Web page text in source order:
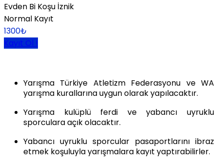
Evden Bi Koşu İznik
Normal Kayıt
1300₺
Kayıt Ol !
Yarışma Türkiye Atletizm Federasyonu ve WA
yarışma kurallarına uygun olarak yapılacaktır.
Yarışma kulüplüferdi ve yabancı uyruklu
sporculara açık olacaktır.
Yabancı uyruklu sporcular pasaportlarını ibraz
etmek koşuluylayarışmalara kayıt yaptırabilirler.